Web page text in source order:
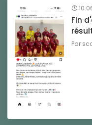
Fin
Par